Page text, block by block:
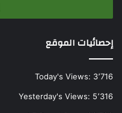
إحصائيات الموقع
Today's Views: 3٬716
Yesterday's Views: 5٬316